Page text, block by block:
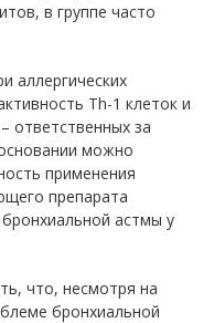
в группе часто
аллергических
Тh-1 клеток и
ответственных за
можно
применения
препарата
астмы у
что, несмотря на
бронхиальной